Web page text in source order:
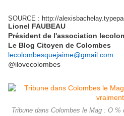
SOURCE : http://
Lionel FAUBEAU
Président de l'association
Le Blog Citoyen de Colombes
lecolombesquejaime@gmail.com
@ilovecolombes
Tribune dans Colombes le Mag : O